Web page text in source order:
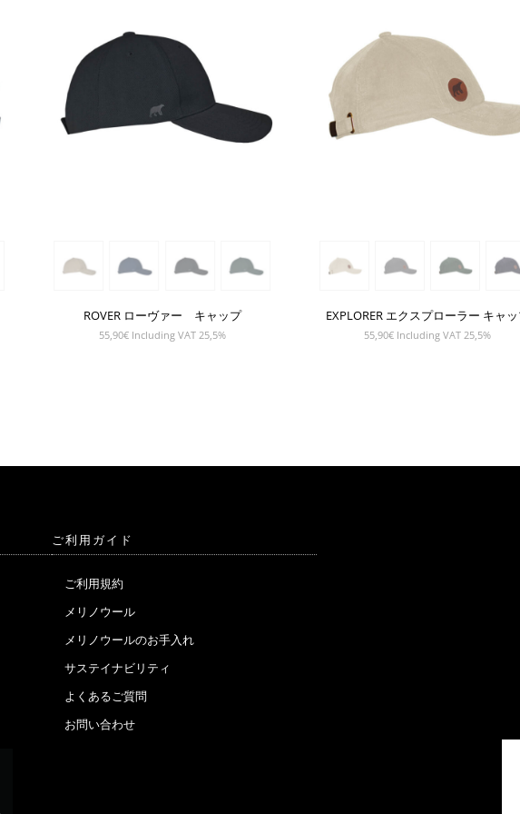
ROVER ローヴァー キャップ
55,90€ Including VAT 25,5%
EXPLORER エクスプローラー キャ
55,90€ Including VAT 25,5%
ご利用ガイド
ご利用規約
メリノウール
メリノウールのお手入れ
サステイナビリティ
よくあるご質問
お問い合わせ